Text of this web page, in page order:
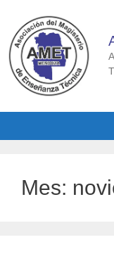
contenido
Mes: